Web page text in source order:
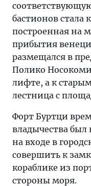
бастионов стала
построенная на
прибытия
размещался в
Полико
лифте, а к
лестница с
Форт Буртци
владычества был
на входе в
совершить к
кораблике из
стороны моря.